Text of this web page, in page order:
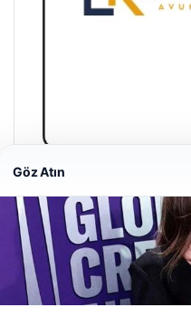
18/04/2026
Web sitemizi nasıl
deneyiminizi kişiselleştirmek
Göz Atın